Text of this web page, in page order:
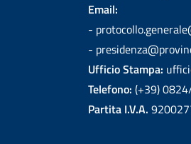
Email:
-
-
Ufficio Stampa:
Telefono: (+39)
Partita I.V.A.